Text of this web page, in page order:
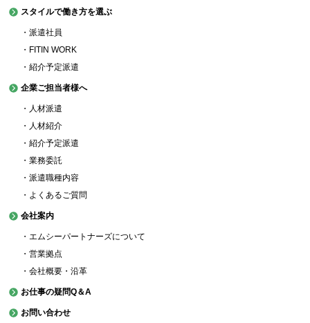
スタイルで働き方を選ぶ
・派遣社員
・FITIN WORK
・紹介予定派遣
企業ご担当者様へ
・人材派遣
・人材紹介
・紹介予定派遣
・業務委託
・派遣職種内容
・よくあるご質問
会社案内
・エムシーパートナーズについて
・営業拠点
・会社概要・沿革
お仕事の疑問Q＆A
お問い合わせ